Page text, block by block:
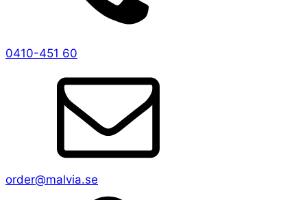
0410-451 60
order@malvia.se